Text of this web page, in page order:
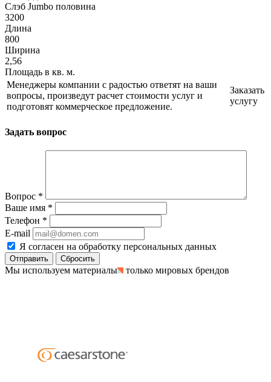
Слэб Jumbo половина
3200
Длина
800
Ширина
2,56
Площадь в кв. м.
Менеджеры компании с радостью ответят на ваши
вопросы, произведут расчет стоимости услуг и
подготовят коммерческое предложение.
Заказать
услугу
Задать вопрос
Вопрос *
Ваше имя *
Телефон *
E-mail
Я согласен на обработку персональных данных
Сбросить
Мы используем материалы только мировых брендов